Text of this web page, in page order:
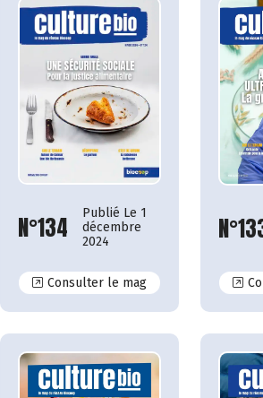
N°134
Publié Le 1
décembre
2024
Consulter le magN°134